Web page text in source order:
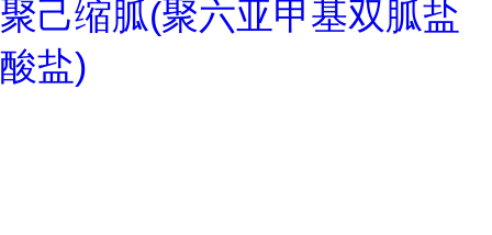
聚己缩胍(聚六亚甲基双胍盐
酸盐)